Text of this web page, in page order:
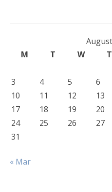
M
T W T
3
4 5 6
10
11 12 13
17
18 19 20
24
25 26 27
31
« Mar